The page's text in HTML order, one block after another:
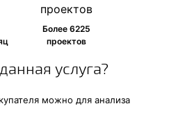
Более 6225
проектов
услуга?
можно для анализа